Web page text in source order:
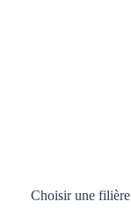
Choisir une filière